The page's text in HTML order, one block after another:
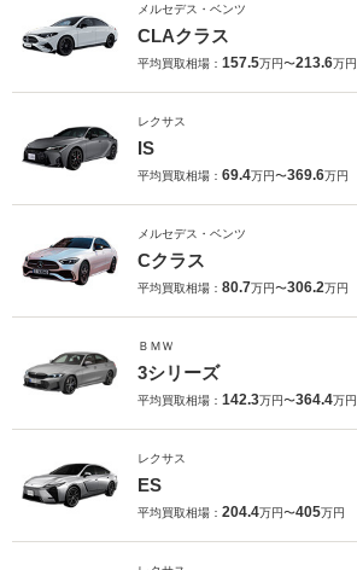
メルセデス・ベンツ
CLAクラス
平均買取相場： 157.5万円〜213.6万円
レクサス
IS
平均買取相場： 69.4万円〜369.6万円
メルセデス・ベンツ
Cクラス
平均買取相場： 80.7万円〜306.2万円
ＢＭＷ
3シリーズ
平均買取相場： 142.3万円〜364.4万円
レクサス
ES
平均買取相場： 204.4万円〜405万円